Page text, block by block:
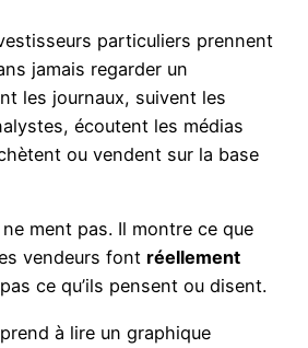
particuliers prennent
jamais regarder un
les journaux, suivent les
écoutent les médias
ou vendent sur la base
ment pas. Il montre ce que
vendeurs font réellement
ce qu’ils pensent ou disent.
à lire un graphique